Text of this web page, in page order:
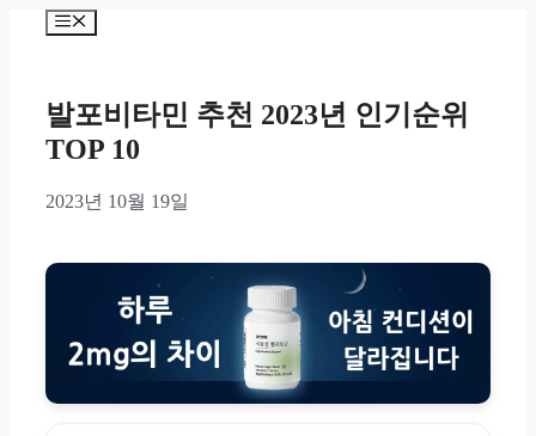
Menu
발포비타민 추천 2023년 인기순위
TOP 10
2023년 10월 19일